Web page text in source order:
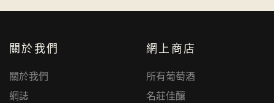
關於我們
關於我們
網誌
網上商店
所有葡萄酒
名莊佳釀